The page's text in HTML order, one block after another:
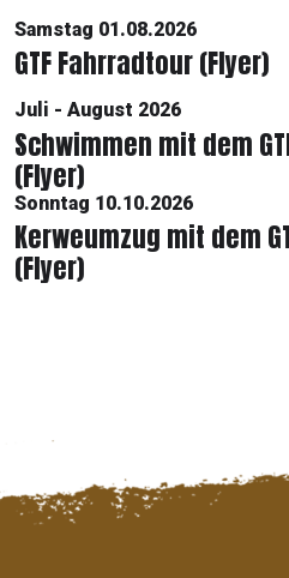
Samstag 01.08.2026
GTF Fahrradtour (Flyer)
Juli - August 2026
Schwimmen mit dem
(Flyer)
Sonntag 10.10.2026
Kerweumzug mit dem
(Flyer)